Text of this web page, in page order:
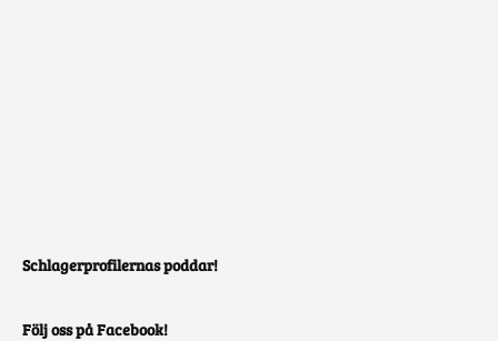
Schlagerprofilernas poddar!
Följ oss på Facebook!